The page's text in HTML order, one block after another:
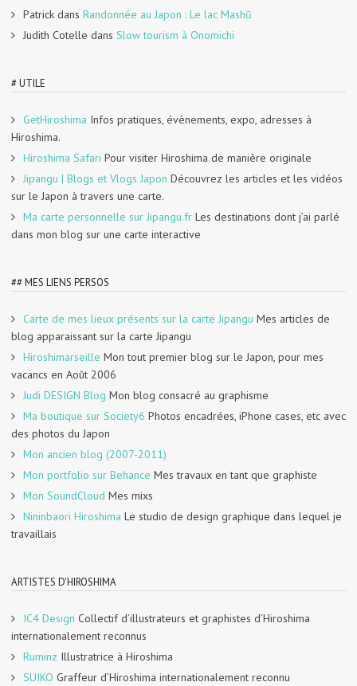
Patrick dans Randonnée au Japon : Le lac Mashū
Judith Cotelle dans Slow tourism à Onomichi
# UTILE
GetHiroshima Infos pratiques, évènements, expo, adresses à
Hiroshima.
Hiroshima Safari Pour visiter Hiroshima de manière originale
Jipangu | Blogs et Vlogs Japon Découvrez les articles et les vidéos
sur le Japon à travers une carte.
Ma carte personnelle sur Jipangu.fr Les destinations dont j’ai parlé
dans mon blog sur une carte interactive
## MES LIENS PERSOS
Carte de mes lieux présents sur la carte Jipangu Mes articles de
blog apparaissant sur la carte Jipangu
Hiroshimarseille Mon tout premier blog sur le Japon, pour mes
vacancs en Août 2006
Judi DESIGN Blog Mon blog consacré au graphisme
Ma boutique sur Society6 Photos encadrées, iPhone cases, etc avec
des photos du Japon
Mon ancien blog (2007-2011)
Mon portfolio sur Behance Mes travaux en tant que graphiste
Mon SoundCloud Mes mixs
Nininbaori Hiroshima Le studio de design graphique dans lequel je
travaillais
ARTISTES D'HIROSHIMA
IC4 Design Collectif d’illustrateurs et graphistes d’Hiroshima
internationalement reconnus
Ruminz Illustratrice à Hiroshima
SUIKO Graffeur d’Hiroshima internationalement reconnu